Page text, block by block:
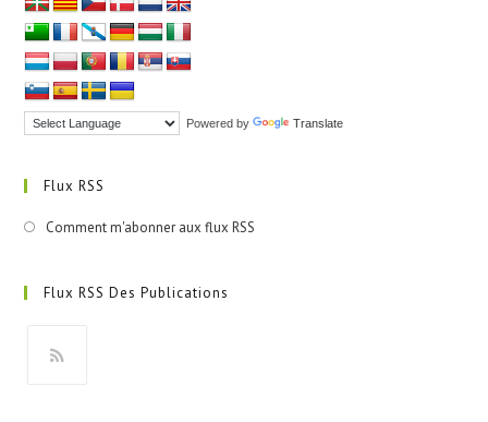
Powered by Translate
Flux RSS
Comment m'abonner aux flux RSS
Flux RSS Des Publications